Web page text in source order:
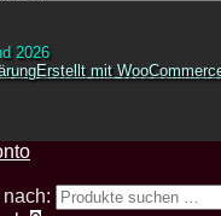
2026
Erstellt mit